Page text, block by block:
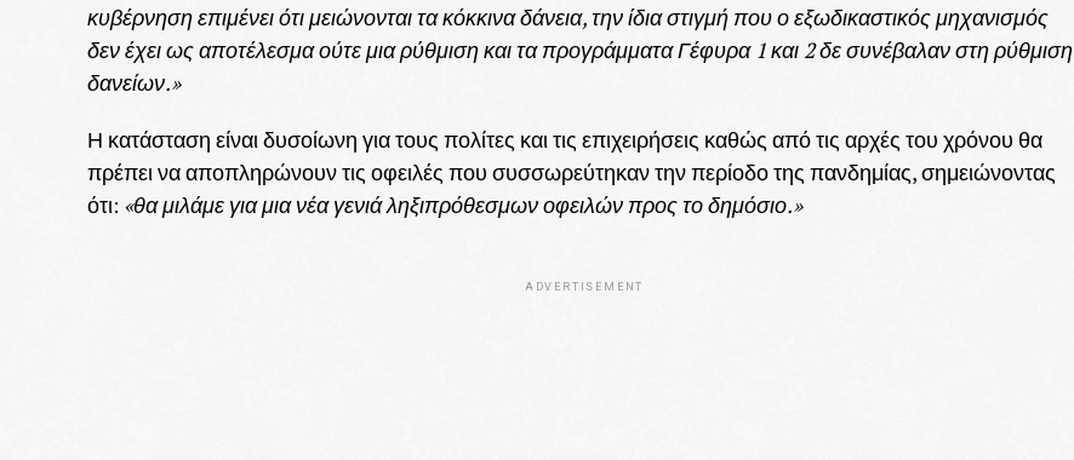
κυβέρνηση επιμένει ότι μειώνονται τα κόκκινα δάνεια, την ίδια στιγμή που ο εξωδικαστικός μηχανισμός
δεν έχει ως αποτέλεσμα ούτε μια ρύθμιση και τα προγράμματα Γέφυρα 1 και 2 δε συνέβαλαν στη ρύθμιση
δανείων.»
Η κατάσταση είναι δυσοίωνη για τους πολίτες και τις επιχειρήσεις καθώς από τις αρχές του χρόνου θα
πρέπει να αποπληρώνουν τις οφειλές που συσσωρεύτηκαν την περίοδο της πανδημίας, σημειώνοντας
ότι: «θα μιλάμε για μια νέα γενιά ληξιπρόθεσμων οφειλών προς το δημόσιο.»
ADVERTISEMENT